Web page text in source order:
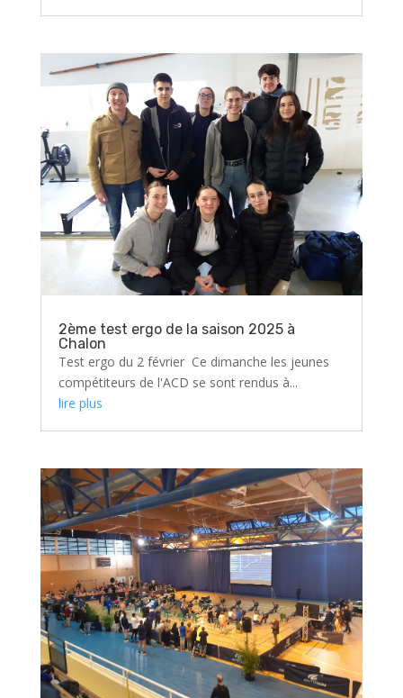
2ème test ergo de la saison 2025 à
Chalon
Test ergo du 2 février Ce dimanche les jeunes
compétiteurs de l'ACD se sont rendus à...
lire plus